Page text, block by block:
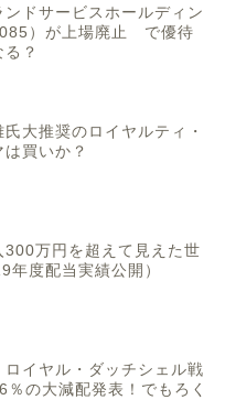
ンドサービスホールディン
）が上場廃止 で優待
？
氏大推奨のロイヤルティ・
は買いか？
300万円を超えて見えた世
年度配当実績公開）
ロイヤル・ダッチシェル戦
％の大減配発表！でもろく